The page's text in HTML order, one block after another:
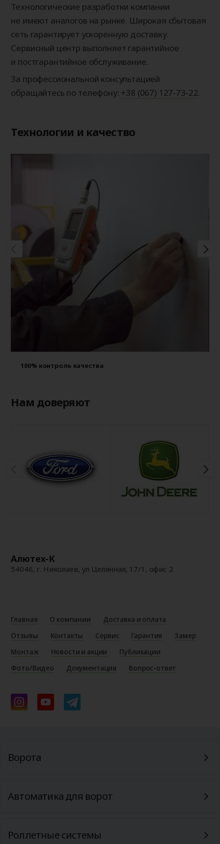
Технологические разработки компании
не имеют аналогов на рынке. Широкая сбытовая
сеть гарантирует ускоренную доставку.
Сервисный центр выполняет гарантийное
и постгарантийное обслуживание.
За профессиональной консультацией
обращайтесь по телефону: +38 (067) 127-73-22.
Технологии и качество
100% контроль качества
Нам доверяют
Алютех-К
54046, г. Николаев, ул Целинная, 17/1, офис 2
Главная О компании
Доставка и оплата
Отзывы
Контакты Сервис Гарантия
Замер
Монтаж
Новости и акции
Публикации
Фото/Видео
Документация Вопрос-ответ
Ворота
Автоматика для ворот
Роллетные системы